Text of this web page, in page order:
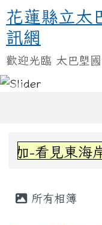
跳至主內容區
花蓮縣立太
花蓮縣立太
訊網
歡迎光臨 太巴塱
上中區域內容
見東海岸之
所有相簿